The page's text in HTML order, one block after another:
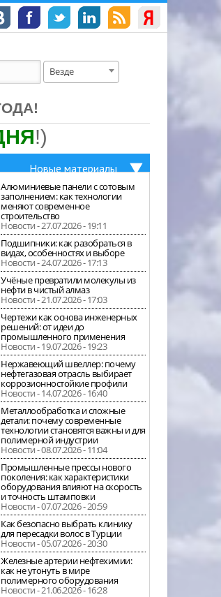
Везде
!)
Новые материалы
Алюминиевые панели с сотовым
заполнением: как технологии
меняют современное
строительство
Новости - 27.07.2026 - 19:11
Подшипники: как разобраться в
видах, особенностях и выборе
Новости - 24.07.2026 - 17:13
Учёные превратили молекулы из
нефти в чистый алмаз
Новости - 21.07.2026 - 17:03
Чертежи как основа инженерных
решений: от идеи до
промышленного применения
Новости - 19.07.2026 - 19:23
Нержавеющий швеллер: почему
нефтегазовая отрасль выбирает
коррозионностойкие профили
Новости - 14.07.2026 - 16:40
Металлообработка и сложные
детали: почему современные
технологии становятся важны и для
полимерной индустрии
Новости - 08.07.2026 - 11:04
Промышленные прессы нового
поколения: как характеристики
оборудования влияют на скорость
и точность штамповки
Новости - 07.07.2026 - 20:59
Как безопасно выбрать клинику
для пересадки волос в Турции
Новости - 05.07.2026 - 20:30
Железные артерии нефтехимии:
как не утонуть в мире
полимерного оборудования
Новости - 21.06.2026 - 16:28